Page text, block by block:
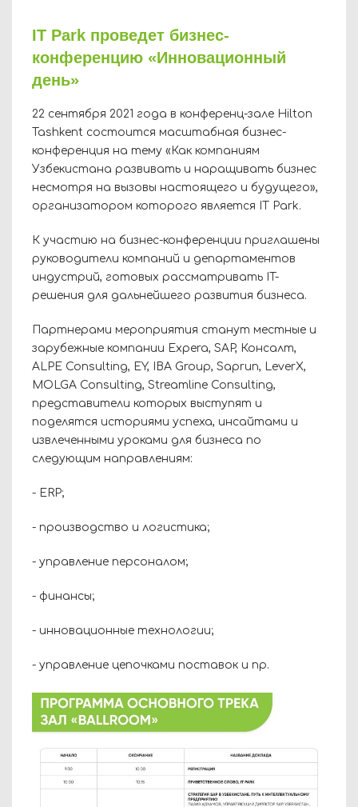
IT Park проведет бизнес-
конференцию «Инновационный
день»
22 сентября 2021 года в конференц-зале Hilton
Tashkent состоится масштабная бизнес-
конференция на тему «Как компаниям
Узбекистана развивать и наращивать бизнес
несмотря на вызовы настоящего и будущего»,
организатором которого является IT Park.
К участию на бизнес-конференции приглашены
руководители компаний и департаментов
индустрий, готовых рассматривать IT-
решения для дальнейшего развития бизнеса.
Партнерами мероприятия станут местные и
зарубежные компании Expera, SAP, Консалт,
ALPE Consulting, EY, IBA Group, Saprun, LeverX,
MOLGA Consulting, Streamline Consulting,
представители которых выступят и
поделятся историями успеха, инсайтами и
извлеченными уроками для бизнеса по
следующим направлениям:
- ERP;
- производство и логистика;
- управление персоналом;
- финансы;
- инновационные технологии;
- управление цепочками поставок и пр.